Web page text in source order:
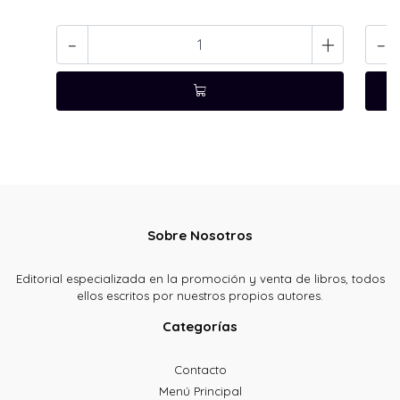
- + -
Sobre Nosotros
Editorial especializada en la promoción y venta de libros, todos
ellos escritos por nuestros propios autores.
Categorías
Contacto
Menú Principal